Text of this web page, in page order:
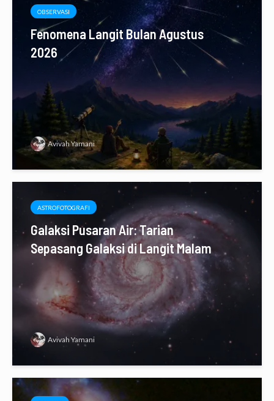
OBSERVASI
Fenomena Langit Bulan Agustus
2026
Avivah Yamani
ASTROFOTOGRAFI
Galaksi Pusaran Air: Tarian
Sepasang Galaksi di Langit Malam
Avivah Yamani